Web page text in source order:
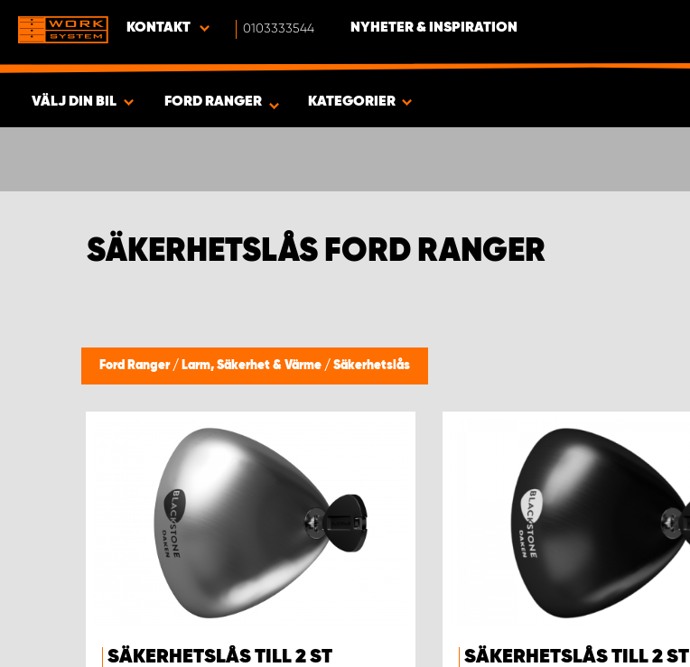
KONTAKT 0103333544 NYHETER & INSPIRATION
VÄLJ DIN BIL
PRODUKTER
FORD RANGER KATEGORIER
SÄKERHETSLÅS FORD RANGER
Ford Ranger / Larm, Säkerhet & Värme / Säkerhetslås
SÄKERHETSLÅS TILL 2 ST
SÄKERHETSLÅS TILL 2 ST